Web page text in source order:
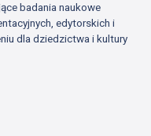
badania naukowe
edytorskich i
dla dziedzictwa i kultury